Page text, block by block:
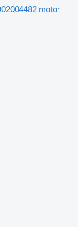
motor